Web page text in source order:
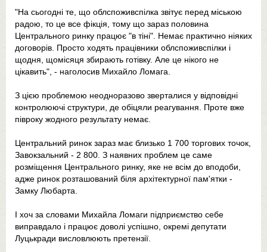
"На сьогодні те, що облспоживспілка звітує перед міською
радою, то це все фікція, тому що зараз половина
Центрального ринку працює "в тіні". Немає практично ніяких
договорів. Просто ходять працівники облспоживспілки і
щодня, щомісяця збирають готівку. Але це нікого не
цікавить", - наголосив Михайло Ломага.
З цією проблемою неодноразово зверталися у відповідні
контролюючі структури, де обіцяли реагування. Проте вже
півроку жодного результату немає.
Центральний ринок зараз має близько 1 700 торгових точок,
Завокзальний - 2 800. З наявних проблем це саме
розміщення Центрального ринку, яке не всім до вподоби,
адже ринок розташований біля архітектурної пам'ятки -
Замку Любарта.
І хоч за словами Михайла Ломаги підприємство себе
виправдало і працює доволі успішно, окремі депутати
Луцькради висловлюють претензії.